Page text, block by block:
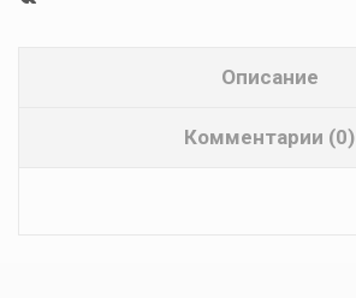
Описание
Комментарии (0)